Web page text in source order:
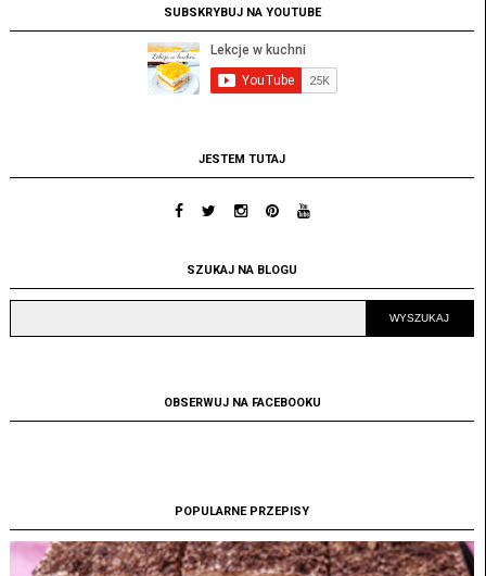
SUBSKRYBUJ NA YOUTUBE
JESTEM TUTAJ
SZUKAJ NA BLOGU
OBSERWUJ NA FACEBOOKU
POPULARNE PRZEPISY